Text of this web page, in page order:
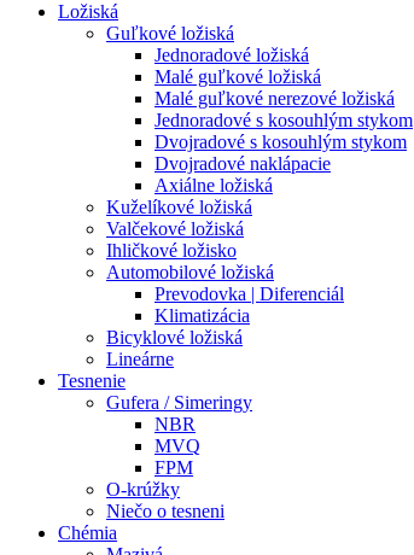
Ložiská
Guľkové ložiská
Jednoradové ložiská
Malé guľkové ložiská
Malé guľkové nerezové ložiská
Jednoradové s kosouhlým stykom
Dvojradové s kosouhlým stykom
Dvojradové naklápacie
Axiálne ložiská
Kuželíkové ložiská
Valčekové ložiská
Ihličkové ložisko
Automobilové ložiská
Prevodovka | Diferenciál
Klimatizácia
Bicyklové ložiská
Lineárne
Tesnenie
Gufera / Simeringy
NBR
MVQ
FPM
O-krúžky
Niečo o tesneni
Chémia